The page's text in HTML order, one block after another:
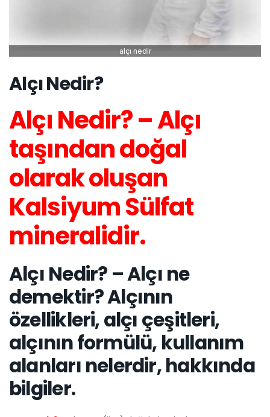
alçı nedir
Alçı Nedir?
Alçı Nedir? – Alçı
taşından doğal
olarak oluşan
Kalsiyum Sülfat
mineralidir.
Alçı Nedir? – Alçı ne
demektir? Alçının
özellikleri, alçı çeşitleri,
alçının formülü, kullanım
alanları nelerdir, hakkında
bilgiler.